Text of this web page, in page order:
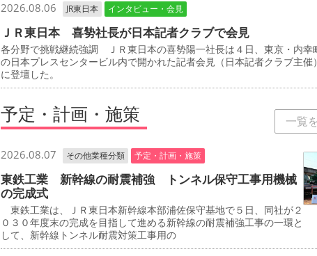
2026.08.06 JR東日本 インタビュー・会見
ＪＲ東日本 喜㔟社長が日本記者クラブで会見
各分野で挑戦継続強調 ＪＲ東日本の喜㔟陽一社長は４日、東京・内幸
の日本プレスセンタービル内で開かれた記者会見（日本記者クラブ主催）
に登壇した。
予定・計画・施策 一覧
2026.08.07 その他業種分類 予定・計画・施策
東鉄工業 新幹線の耐震補強 トンネル保守工事用機械
の完成式
東鉄工業は、ＪＲ東日本新幹線本部浦佐保守基地で５日、同社が２
０３０年度末の完成を目指して進める新幹線の耐震補強工事の一環と
して、新幹線トンネル耐震対策工事用の